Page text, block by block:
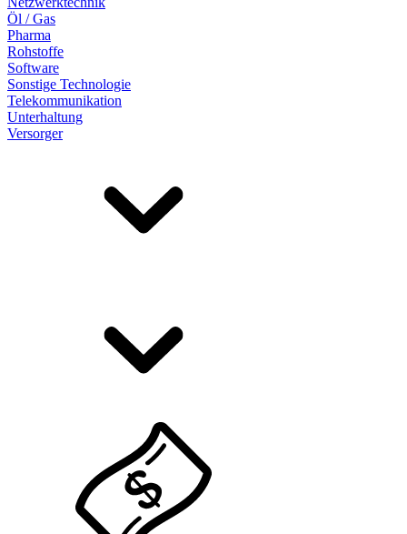
Öl / Gas
Pharma
Rohstoffe
Software
Sonstige Technologie
Telekommunikation
Unterhaltung
Versorger